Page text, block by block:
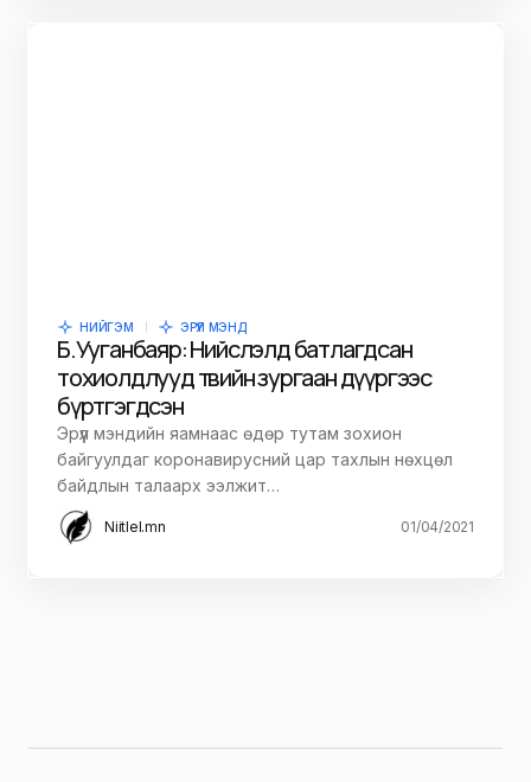
НИЙГЭМ ЭРҮҮЛ МЭНД
Б.Ууганбаяр: Нийслэлд батлагдсан
тохиолдлууд төвийн зургаан дүүргээс
бүртгэгдсэн
Эрүүл мэндийн яамнаас өдөр тутам зохион
байгуулдаг коронавирусний цар тахлын нөхцөл
байдлын талаарх ээлжит…
Niitlel.mn 01/04/2021